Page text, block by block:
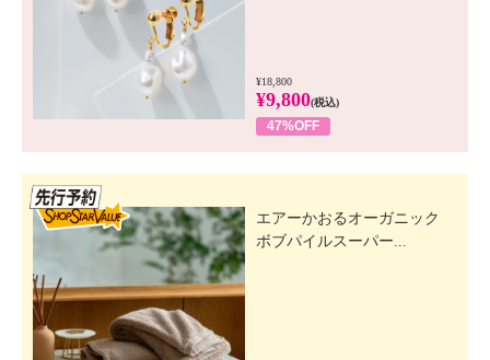
¥18,800
¥9,800(税込)
47%OFF
エアーかおるオーガニック
ボブパイルスーパー...